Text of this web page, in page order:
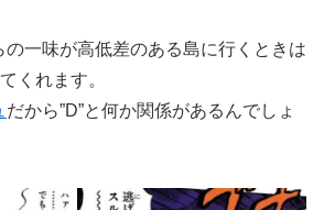
一味が高低差のある島に行くときは
くれます。
だから”D”と何か関係があるんでしょ